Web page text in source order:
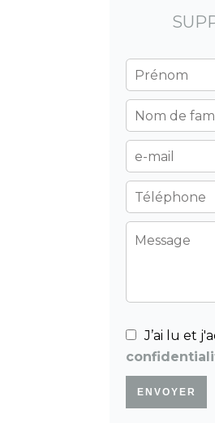
J’ai lu et
ENVOYER